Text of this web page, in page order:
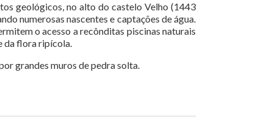
geológicos, no alto do castelo Velho (1443
numerosas nascentes e captações de água.
o acesso a recônditas piscinas naturais
da flora ripícola.
grandes muros de pedra solta.